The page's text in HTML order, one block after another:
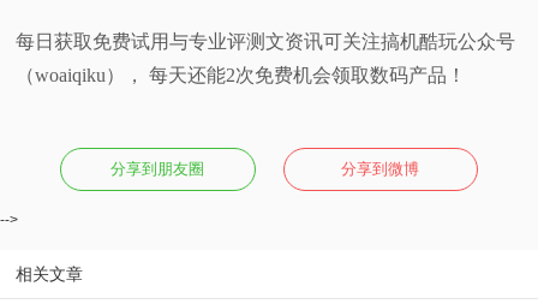
每日获取免费试用与专业评测文资讯可关注搞机酷玩公众号
（woaiqiku）， 每天还能2次免费机会领取数码产品！
分享到朋友圈 分享到微博
-->
相关文章